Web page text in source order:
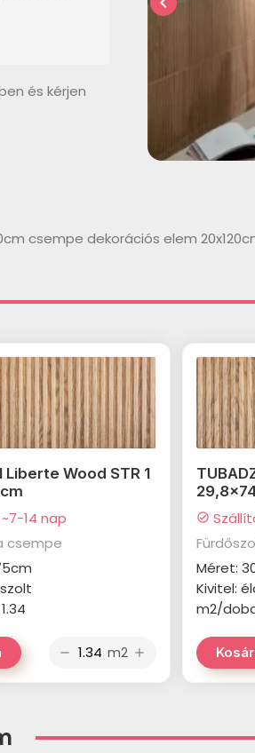
és kérjen
csempe dekorációs elem
Liberte Wood STR 1
14 nap
csempe
remove m2 add
check_circle
Méret:
Kivitel:
m2/